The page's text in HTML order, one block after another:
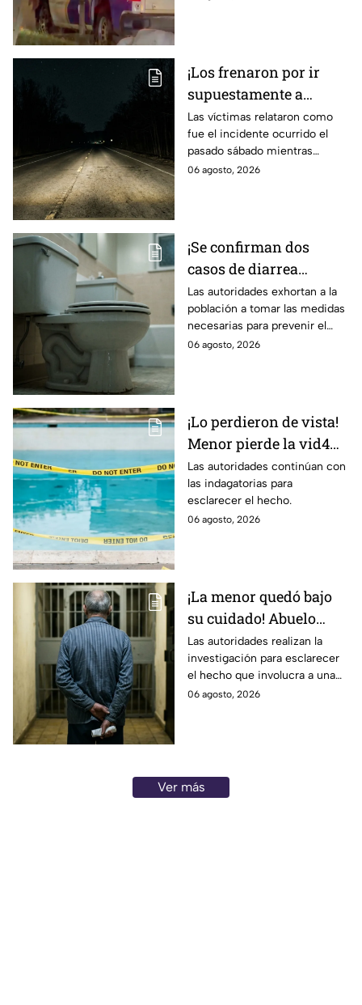
¡Los frenaron por ir
supuestamente a
exceso de velocidad!
Peregrinos de Nuevo
Laredo relatan cómo
fueron asaltados en
Las víctimas relataron como
fue el incidente ocurrido el
pasado sábado mientras
regresaban de la Ciudad de
06 agosto, 2026
¡Se confirman dos
casos de diarrea
3xplosiva en el Bajío!
Estas son las medidas
para evitar el contagio
Las autoridades exhortan a la
población a tomar las medidas
necesarias para prevenir el
contagio.
06 agosto, 2026
¡Lo perdieron de vista!
Menor pierde la vid4
en plena reunión
familiar; fue localizado
en la alberca
Las autoridades continúan con
las indagatorias para
esclarecer el hecho.
06 agosto, 2026
¡La menor quedó bajo
su cuidado! Abuelo
termina en prisión
preventiva; ¿qué
sucedió?
Las autoridades realizan la
investigación para esclarecer
el hecho que involucra a una
menor de edad.
06 agosto, 2026
Ver más